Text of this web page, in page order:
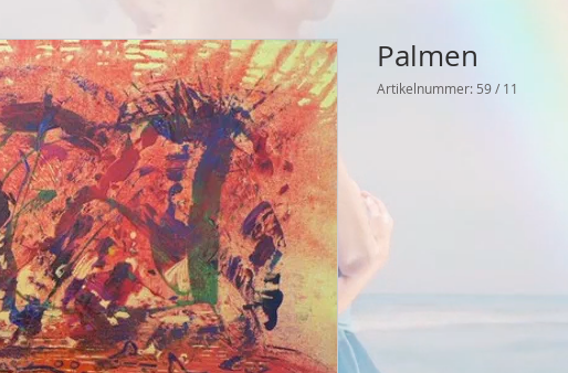
Palmen
Artikelnummer: 59 / 11